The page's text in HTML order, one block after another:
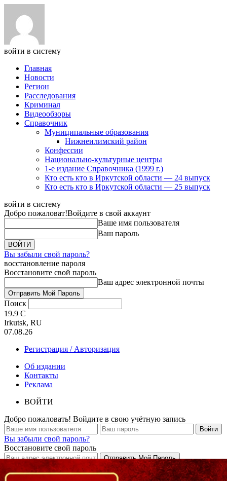
войти в систему
Главная
Новости
Регион
Расследования
Криминал
Видеообзоры
Справочник
Муниципальные образования
Нижнеилимский район
Конфессии
Национально-культурные центры
1-е издание Справочника (1999 г.)
Кто есть кто в Иркутской области — 24 выпуск
Кто есть кто в Иркутской области — 25 выпуск
войти в систему
Добро пожаловат!Войдите в свой аккаунт
Ваше имя пользователя
Ваш пароль
Вы забыли свой пароль?
восстановление пароля
Восстановите свой пароль
Ваш адрес электронной почты
Поиск
19.9 C
Irkutsk, RU
07.08.26
Регистрация / Авторизация
Об издании
Контакты
Реклама
ВОЙТИ
Добро пожаловать! Войдите в свою учётную запись
Вы забыли свой пароль?
Восстановите свой пароль
Кто есть кто в Байкальском регионе